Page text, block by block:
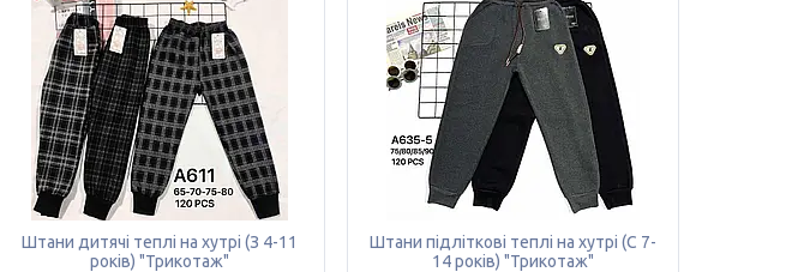
Штани дитячі теплі на хутрі (З 4-11
років) "Трикотаж"
Штани підліткові теплі на хутрі (С 7-
14 років) "Трикотаж"